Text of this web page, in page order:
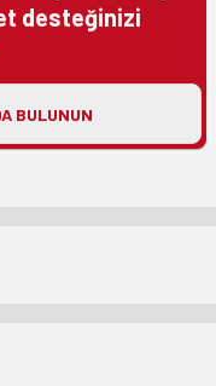
desteğinizi
BULUNUN